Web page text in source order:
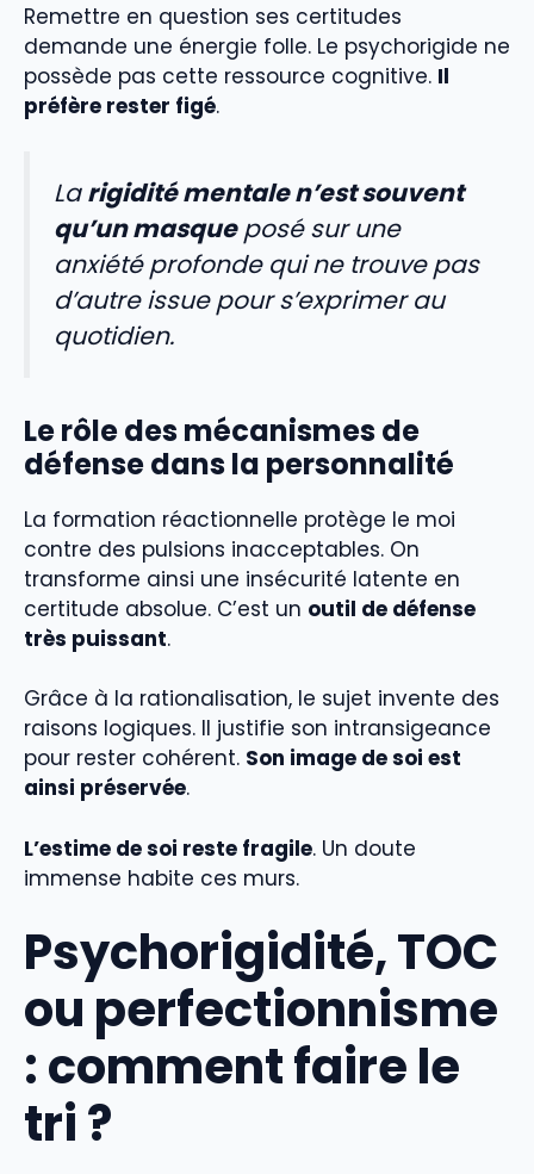
Remettre en question ses certitudes
demande une énergie folle. Le psychorigide ne
possède pas cette ressource cognitive. Il
préfère rester figé.
Larigidité mentale n’est souvent
qu’un masqueposé sur une
anxiété profonde qui ne trouve pas
d’autre issue pour s’exprimer au
quotidien.
Le rôle des mécanismes de
défense dans la personnalité
La formation réactionnelle protège le moi
contre des pulsions inacceptables. On
transforme ainsi une insécurité latente en
certitude absolue. C’est un outil de défense
très puissant.
Grâce à la rationalisation, le sujet invente des
raisons logiques. Il justifie son intransigeance
pour rester cohérent. Son image de soi est
ainsi préservée.
L’estime de soi reste fragile. Un doute
immense habite ces murs.
Psychorigidité, TOC
ou perfectionnisme
: comment faire le
tri ?